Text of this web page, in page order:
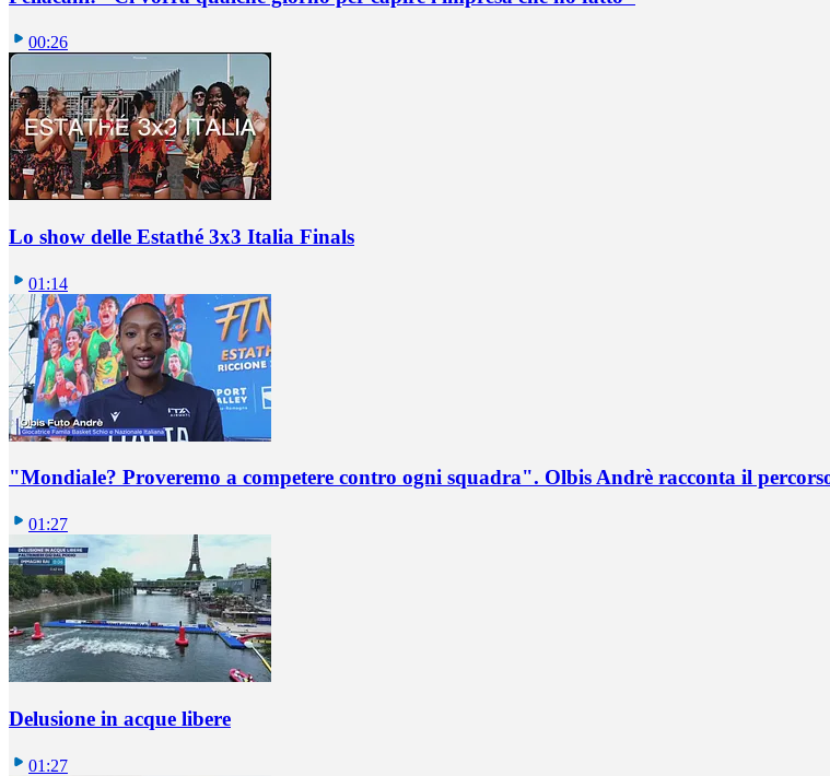
00:26
Lo show delle Estathé 3x3 Italia Finals
01:14
"Mondiale? Proveremo a competere contro ogni squadra". Olbis Andrè racconta il
01:27
Delusione in acque libere
01:27